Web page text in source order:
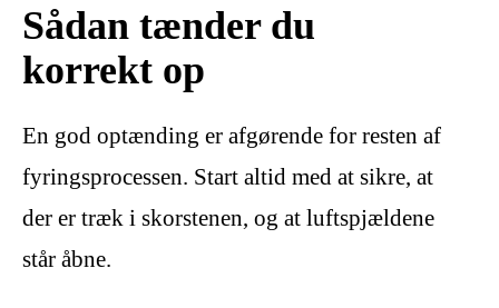
Sådan tænder du
korrekt op
En god optænding er afgørende for resten af
fyringsprocessen. Start altid med at sikre, at
der er træk i skorstenen, og at luftspjældene
står åbne.